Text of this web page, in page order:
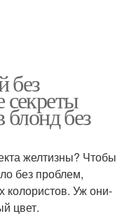
без
без
желтизны? Чтобы
без проблем,
колористов. Уж они-
цвет.